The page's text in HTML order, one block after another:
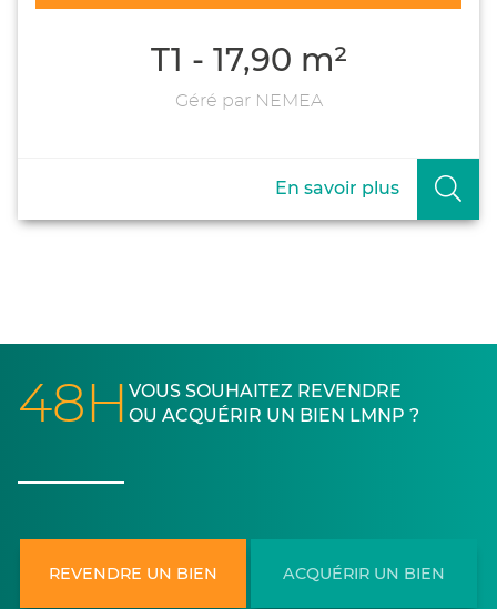
T1 - 17,90 m²
Géré par NEMEA
En savoir plus
48H VOUS SOUHAITEZ REVENDRE
OU ACQUÉRIR UN BIEN LMNP ?
REVENDRE UN BIEN ACQUÉRIR UN BIEN